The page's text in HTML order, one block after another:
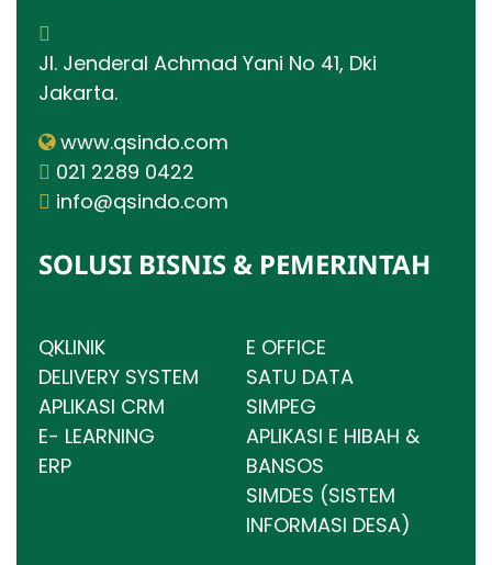
Jl. Jenderal Achmad Yani No 41, Dki
Jakarta.
www.qsindo.com
021 2289 0422
info@qsindo.com
SOLUSI BISNIS & PEMERINTAH
QKLINIK
DELIVERY SYSTEM
APLIKASI CRM
E- LEARNING
ERP
E OFFICE
SATU DATA
SIMPEG
APLIKASI E HIBAH &
BANSOS
SIMDES (SISTEM
INFORMASI DESA)